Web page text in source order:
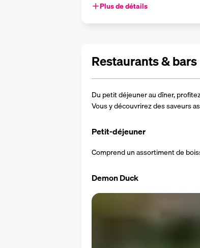
Plus de détails
Restaurants & bars
Du petit déjeuner au dîner,
Vous y découvrirez des saveurs
Petit-déjeuner
Comprend un assortiment de
Demon Duck